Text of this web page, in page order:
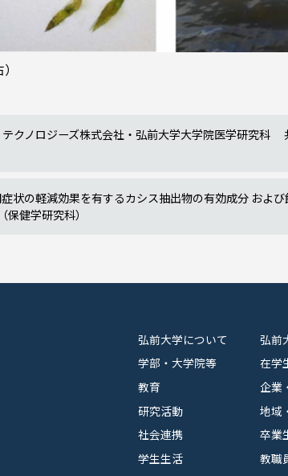
クノロジーズ株式会社・弘前大学大学院医学研究科
状の軽減効果を有するカシス抽出物の有効成分 およ
健学研究科）
弘前大学について
学部・大学院等
教育
研究活動
社会連携
学生生活
弘前
在学
企業
地域
卒業
教職